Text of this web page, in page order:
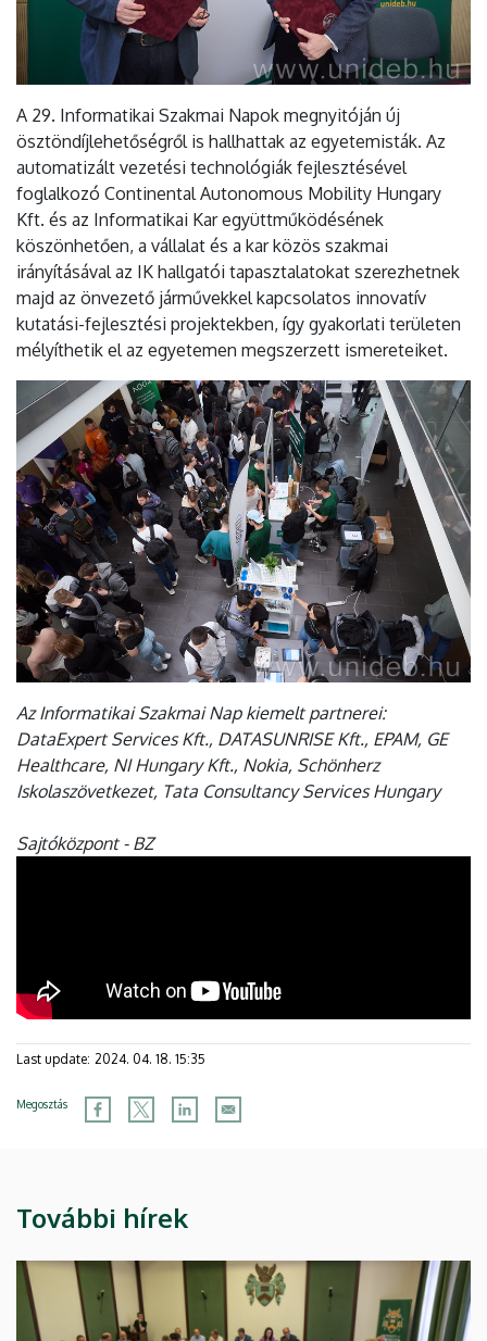
A 29. Informatikai Szakmai Napok megnyitóján új
ösztöndíjlehetőségről is hallhattak az egyetemisták. Az
automatizált vezetési technológiák fejlesztésével
foglalkozó Continental Autonomous Mobility Hungary
Kft. és az Informatikai Kar együttműködésének
köszönhetően, a vállalat és a kar közös szakmai
irányításával az IK hallgatói tapasztalatokat szerezhetnek
majd az önvezető járművekkel kapcsolatos innovatív
kutatási-fejlesztési projektekben, így gyakorlati területen
mélyíthetik el az egyetemen megszerzett ismereteiket.
Az Informatikai Szakmai Nap kiemelt partnerei:
DataExpert Services Kft., DATASUNRISE Kft., EPAM, GE
Healthcare, NI Hungary Kft., Nokia, Schönherz
Iskolaszövetkezet, Tata Consultancy Services Hungary
Sajtóközpont - BZ
Last update: 2024. 04. 18. 15:35
Megosztás
További hírek